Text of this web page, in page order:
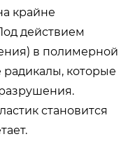
крайне
действием
в полимерной
которые
становится